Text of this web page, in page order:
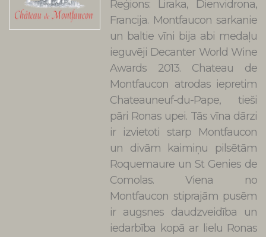
Reģions: Liraka, Dienvidrona,
Francija. Montfaucon sarkanie
un baltie vīni bija abi medaļu
ieguvēji Decanter World Wine
Awards 2013. Chateau de
Montfaucon atrodas iepretim
Chateauneuf-du-Pape, tieši
pāri Ronas upei. Tās vīna dārzi
ir izvietoti starp Montfaucon
un divām kaimiņu pilsētām
Roquemaure un St Genies de
Comolas. Viena no
Montfaucon stiprajām pusēm
ir augsnes daudzveidība un
iedarbība kopā ar lielu Ronas